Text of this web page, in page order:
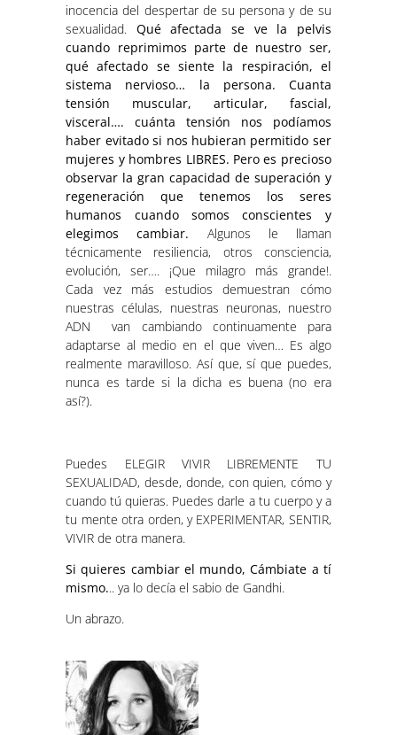
inocencia del despertar de su persona y de su
sexualidad. Qué afectada se ve la pelvis
cuando reprimimos parte de nuestro ser,
qué afectado se siente la respiración, el
sistema nervioso… la persona. Cuanta
tensión muscular, articular, fascial,
visceral…. cuánta tensión nos podíamos
haber evitado si nos hubieran permitido ser
mujeres y hombres LIBRES. Pero es precioso
observar la gran capacidad de superación y
regeneración que tenemos los seres
humanos cuando somos conscientes y
elegimos cambiar. Algunos le llaman
técnicamente resiliencia, otros consciencia,
evolución, ser…. ¡Que milagro más grande!.
Cada vez más estudios demuestran cómo
nuestras células, nuestras neuronas, nuestro
ADN van cambiando continuamente para
adaptarse al medio en el que viven… Es algo
realmente maravilloso. Así que, sí que puedes,
nunca es tarde si la dicha es buena (no era
así?).
Puedes ELEGIR VIVIR LIBREMENTE TU
SEXUALIDAD, desde, donde, con quien, cómo y
cuando tú quieras. Puedes darle a tu cuerpo y a
tu mente otra orden, y EXPERIMENTAR, SENTIR,
VIVIR de otra manera.
Si quieres cambiar el mundo, Cámbiate a tí
mismo... ya lo decía el sabio de Gandhi.
Un abrazo.